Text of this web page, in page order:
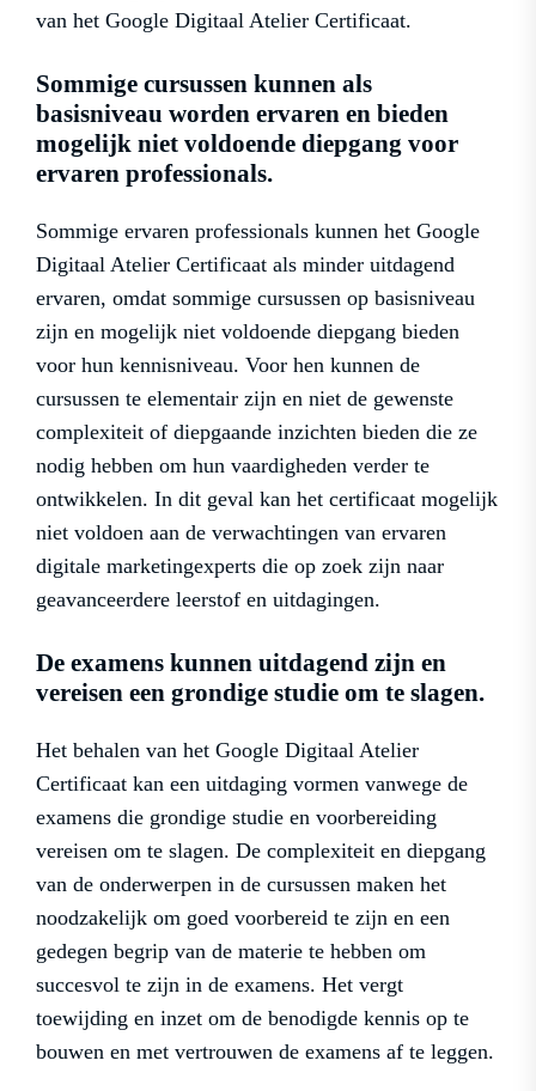
van het Google Digitaal Atelier Certificaat.
Sommige cursussen kunnen als
basisniveau worden ervaren en bieden
mogelijk niet voldoende diepgang voor
ervaren professionals.
Sommige ervaren professionals kunnen het Google
Digitaal Atelier Certificaat als minder uitdagend
ervaren, omdat sommige cursussen op basisniveau
zijn en mogelijk niet voldoende diepgang bieden
voor hun kennisniveau. Voor hen kunnen de
cursussen te elementair zijn en niet de gewenste
complexiteit of diepgaande inzichten bieden die ze
nodig hebben om hun vaardigheden verder te
ontwikkelen. In dit geval kan het certificaat mogelijk
niet voldoen aan de verwachtingen van ervaren
digitale marketingexperts die op zoek zijn naar
geavanceerdere leerstof en uitdagingen.
De examens kunnen uitdagend zijn en
vereisen een grondige studie om te slagen.
Het behalen van het Google Digitaal Atelier
Certificaat kan een uitdaging vormen vanwege de
examens die grondige studie en voorbereiding
vereisen om te slagen. De complexiteit en diepgang
van de onderwerpen in de cursussen maken het
noodzakelijk om goed voorbereid te zijn en een
gedegen begrip van de materie te hebben om
succesvol te zijn in de examens. Het vergt
toewijding en inzet om de benodigde kennis op te
bouwen en met vertrouwen de examens af te leggen.